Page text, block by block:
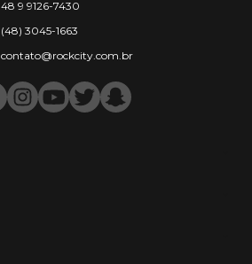
48 9 9126-7430
(48) 3045-1663
contato@rockcity.com.br